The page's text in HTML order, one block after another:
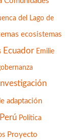
del Lago de
ecosistemas
Ecuador Emilie
Investigación
adaptación
Perú Política
Proyecto